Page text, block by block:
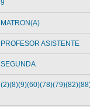
9
MATRON(A)
PROFESOR ASISTENTE
SEGUNDA